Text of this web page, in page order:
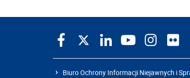
Biuro Ochrony Informacji Niejawnych i